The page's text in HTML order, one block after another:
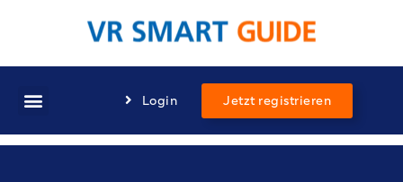
Login Jetzt registrieren